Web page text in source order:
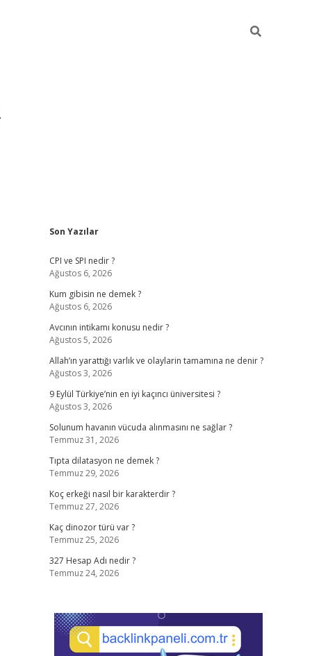
Sidebar
Son Yazılar
CPI ve SPI nedir ?
Ağustos 6, 2026
Kum gibisin ne demek ?
Ağustos 6, 2026
Avcının intikamı konusu nedir ?
Ağustos 5, 2026
Allah’ın yarattığı varlık ve olaylarin tamamına ne denir ?
Ağustos 3, 2026
9 Eylül Türkiye’nin en iyi kaçıncı üniversitesi ?
Ağustos 3, 2026
Solunum havanın vücuda alınmasını ne sağlar ?
Temmuz 31, 2026
Tıpta dilatasyon ne demek ?
Temmuz 29, 2026
Koç erkeği nasıl bir karakterdir ?
Temmuz 27, 2026
Kaç dinozor türü var ?
Temmuz 25, 2026
327 Hesap Adı nedir ?
Temmuz 24, 2026